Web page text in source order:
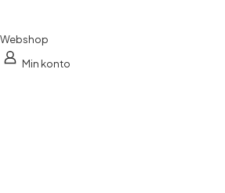
Webshop
Min konto